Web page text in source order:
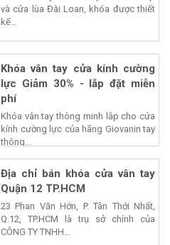
và cửa lùa Đài Loan, khóa được thiết
kế...
Khóa vân tay cửa kính cường
lực Giảm 30% - lắp đặt miễn
phí
Khóa vân tay thông minh lắp cho cửa
kính cường lực của hãng Giovanin tay
thông...
Địa chỉ bán khóa cửa vân tay
Quận 12 TP.HCM
23 Phan Văn Hớn, P. Tân Thới Nhất,
Q.12, TP.HCM là trụ sở chính của
CÔNG TY TNHH...